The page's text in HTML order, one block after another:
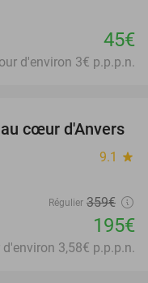
45€
d'environ 3€ p.p.p.n.
46%
cœur d'Anvers
9.1 star
Régulier 359€
195€
3,58€ p.p.p.n.